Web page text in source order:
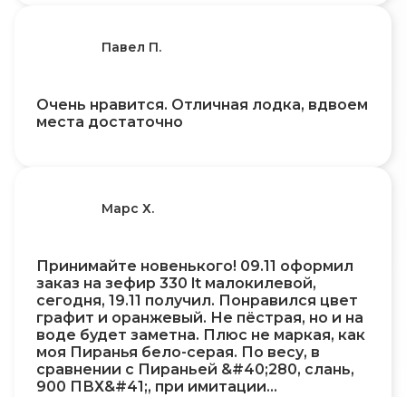
Павел П.
Очень нравится. Отличная лодка, вдвоем
места достаточно
Марс Х.
Принимайте новенького! 09.11 оформил
заказ на зефир 330 lt малокилевой,
сегодня, 19.11 получил. Понравился цвет
графит и оранжевый. Не пëстрая, но и на
воде будет заметна. Плюс не маркая, как
моя Пиранья бело-серая. По весу, в
сравнении с Пираньей &#40;280, слань,
900 ПВХ&#41;, при имитации…